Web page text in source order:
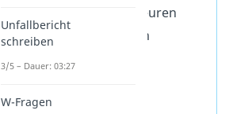
zum Beispiel mit euren
Initialen oder dem
schenken
Unfallbericht
schreiben
3/5 – Dauer: 03:27
W-Fragen